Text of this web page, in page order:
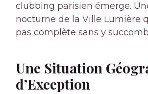
clubbing parisien émerge.
nocturne de la Ville Lumière
pas complète sans y
Une Situation
d’Exception